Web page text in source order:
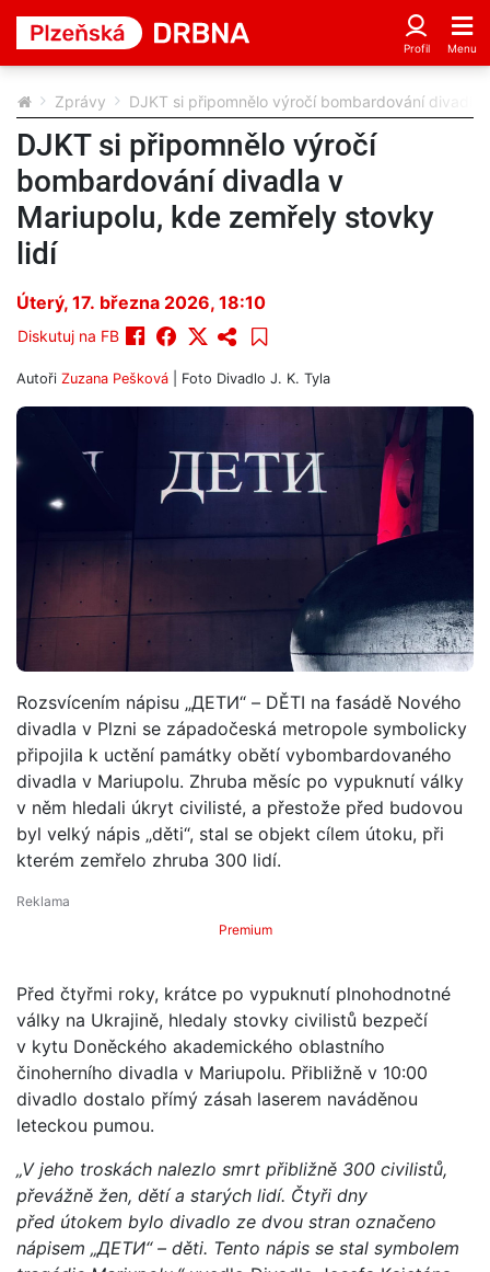
Zprávy DJKT si připomnělo výročí bombardování
DJKT si připomnělo výročí
bombardování divadla v
Mariupolu, kde zemřely stovky
lidí
Úterý, 17. března 2026, 18:10
Diskutuj na FB
Autoři Zuzana Pešková | Foto Divadlo J. K. Tyla
Rozsvícením nápisu „ДЕТИ“ – DĚTI na fasádě Nového
divadla v Plzni se západočeská metropole symbolicky
připojila k uctění památky obětí vybombardovaného
divadla v Mariupolu. Zhruba měsíc po vypuknutí války
v něm hledali úkryt civilisté, a přestože před budovou
byl velký nápis „děti“, stal se objekt cílem útoku, při
kterém zemřelo zhruba 300 lidí.
Premium
Před čtyřmi roky, krátce po vypuknutí plnohodnotné
války na Ukrajině, hledaly stovky civilistů bezpečí
v kytu Doněckého akademického oblastního
činoherního divadla v Mariupolu. Přibližně v 10:00
divadlo dostalo přímý zásah laserem naváděnou
leteckou pumou.
„V jeho troskách nalezlo smrt přibližně 300 civilistů,
převážně žen, dětí a starých lidí. Čtyři dny
před útokem bylo divadlo ze dvou stran označeno
nápisem „ДЕТИ“ – děti. Tento nápis se stal symbolem